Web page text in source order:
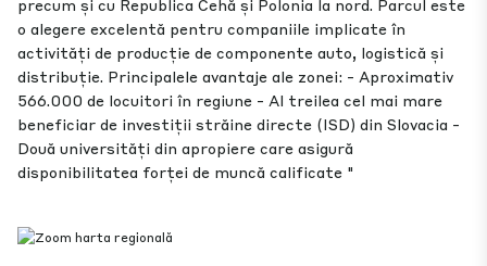
precum și cu Republica Cehă și Polonia la nord. Parcul este
o alegere excelentă pentru companiile implicate în
activități de producție de componente auto, logistică și
distribuție. Principalele avantaje ale zonei: - Aproximativ
566.000 de locuitori în regiune - Al treilea cel mai mare
beneficiar de investiții străine directe (ISD) din Slovacia -
Două universități din apropiere care asigură
disponibilitatea forței de muncă calificate "